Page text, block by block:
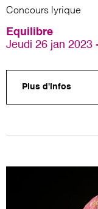
Concours lyrique
Equilibre
Jeudi 26 jan 2023
Plus d'infos